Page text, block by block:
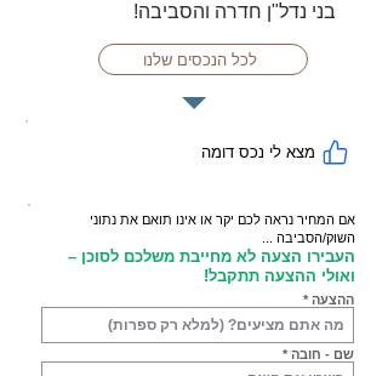
בני נדל"ן חדרה והסביבה!
לכל הנכסים שלנו
מצא לי נכס דומה
אם המחיר נראה לכם יקר או אינו תואם את נתוני
השוק/הסביבה ...
העבירו הצעה לא מחייבת משלכם לסוכן –
ואולי ההצעה תתקבל!
ההצעה
שם - חובה